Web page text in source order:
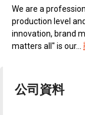
We are a
production level
innovation, brand
matters all" is our...
公司資料